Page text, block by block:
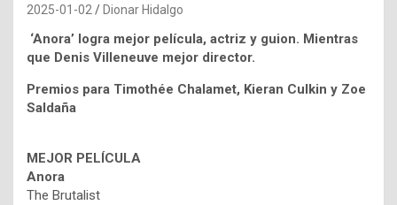
2025-01-02 Dionar Hidalgo
‘Anora’ logra mejor película, actriz y guion. Mientras
que Denis Villeneuve mejor director.
Premios para Timothée Chalamet, Kieran Culkin y Zoe
Saldaña
MEJOR PELÍCULA
Anora
The Brutalist